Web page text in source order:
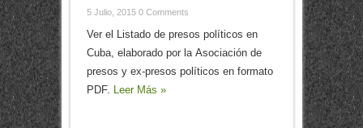
5 Julio, 2015 0 Comments
Ver el Listado de presos políticos en
Cuba, elaborado por la Asociación de
presos y ex-presos políticos en formato
PDF. Leer Más »